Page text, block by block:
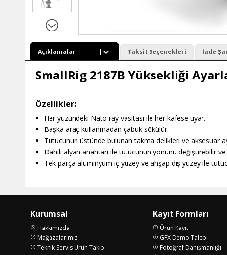
Açıklamalar Taksit Seçenekleri İade
SmallRig 2187B Yüksekliği
Özellikler:
Her yüzündeki Nato ray vasıtası ile her kafese uyar.
Başka araç kullanmadan çabuk sökülür.
Tutucunun üstünde bulunan takma delikleri ve aksesuar
Dahili alyan anahtarı ile tutucunun yönünü değiştirebilir
Tek parça alüminyum iç yüzey ve ahşap dış yüzey ile
Kurumsal
Hakkımızda
Mağazalarımız
Teknik Servis Ürün Takip
Kayıt Formları
Ürün Kayıt
GFX Demo Talebi
Fotoğraf Danışmanlığı